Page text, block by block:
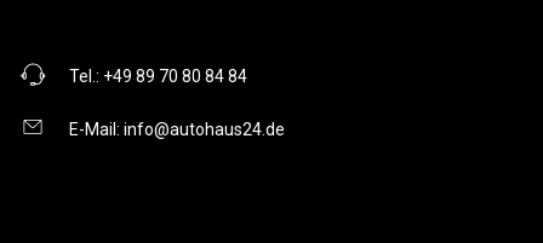
Tel.: +49 89 70 80 84 84
E-Mail: info@autohaus24.de